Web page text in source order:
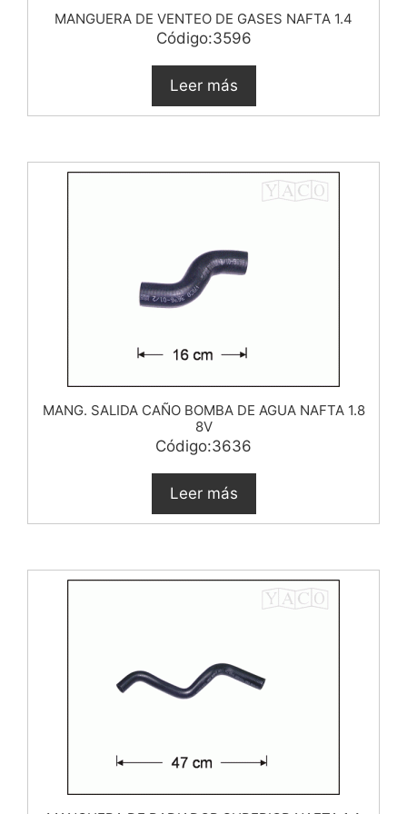
MANGUERA DE VENTEO DE GASES NAFTA 1.4
Código:3596
Leer más
MANG. SALIDA CAÑO BOMBA DE AGUA NAFTA 1.8
8V
Código:3636
Leer más